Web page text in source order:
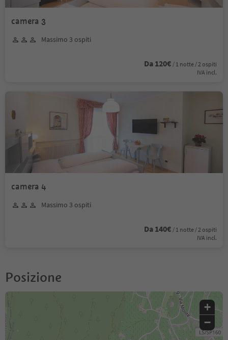
camera 3
Massimo 3 ospiti
Da 120€ / 1 notte / 2 ospiti
IVA incl.
camera 4
Massimo 3 ospiti
Da 140€ / 1 notte / 2 ospiti
IVA incl.
Posizione
+
−